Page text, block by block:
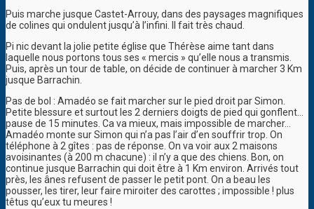
Puis marche jusque Castet-Arrouy, dans des paysages magnifiques
de colines qui ondulent jusqu’à l’infini. Il fait très chaud.
Pi nic devant la jolie petite église que Thérèse aime tant dans
laquelle nous portons tous ses « mercis » qu’elle nous a transmis.
Puis, après un tour de table, on décide de continuer à marcher 3 Km
jusque Barrachin.
Pas de bol : Amadéo se fait marcher sur le pied droit par Simon.
Petite blessure et surtout les 2 derniers doigts de pied qui gonflent…
pause de 15 minutes. Ca va mieux, mais impossible de marcher…
Amadéo monte sur Simon qui n’a pas l’air d’en souffrir trop. On
téléphone à 2 gîtes : pas de réponse. On va voir aux 2 maisons
avoisinantes (à 200 m chacune) : il n’y a que des chiens. Bon, on
continue jusque Barrachin qui doit être à 1 Km environ. Arrivés tout
près, les ânes refusent de passer le petit pont. On a beau les
pousser, les tirer, leur faire miroiter des carottes ; impossible ! plus
têtus qu’eux tu meures !